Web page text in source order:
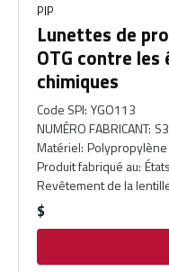
PIP
Lunettes de
OTG contre les
chimiques
Code SPI: YGO113
NUMÉRO FABRICANT:
Matériel: Polypropylène
Produit fabriqué au:
Revêtement de la
$